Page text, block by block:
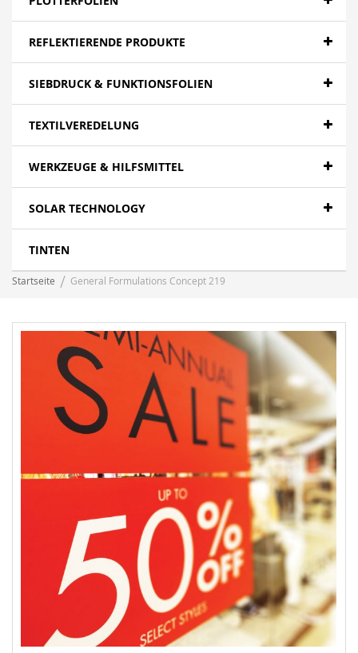
REFLEKTIERENDE PRODUKTE
SIEBDRUCK & FUNKTIONSFOLIEN
TEXTILVEREDELUNG
WERKZEUGE & HILFSMITTEL
SOLAR TECHNOLOGY
TINTEN
Startseite General Formulations Concept 219